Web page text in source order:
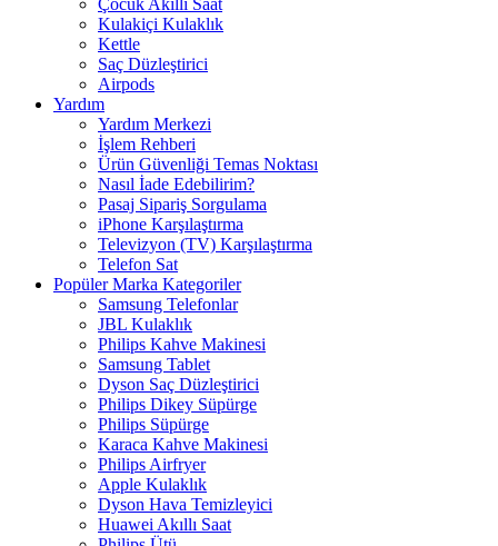
Kulakiçi Kulaklık
Kettle
Saç Düzleştirici
Airpods
Yardım
Yardım Merkezi
İşlem Rehberi
Ürün Güvenliği Temas Noktası
Nasıl İade Edebilirim?
Pasaj Sipariş Sorgulama
iPhone Karşılaştırma
Televizyon (TV) Karşılaştırma
Telefon Sat
Popüler Marka Kategoriler
Samsung Telefonlar
JBL Kulaklık
Philips Kahve Makinesi
Samsung Tablet
Dyson Saç Düzleştirici
Philips Dikey Süpürge
Philips Süpürge
Karaca Kahve Makinesi
Philips Airfryer
Apple Kulaklık
Dyson Hava Temizleyici
Huawei Akıllı Saat